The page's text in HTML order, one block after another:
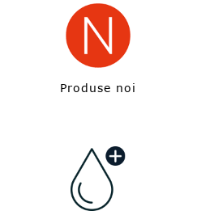
Produse noi